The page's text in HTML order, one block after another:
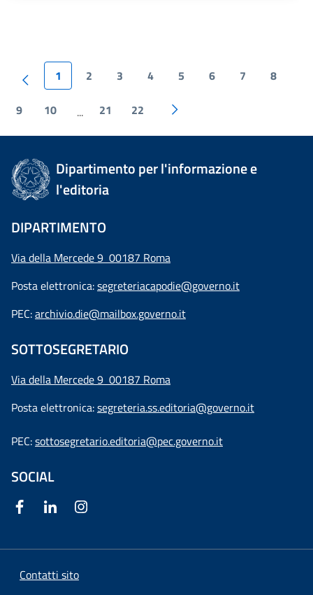
1 2 3 4 5 6 7 8
9 10 ... 21 22
Dipartimento per l'informazione e
l'editoria
DIPARTIMENTO
Via della Mercede 9 00187 Roma
Posta elettronica:segreteriacapodie@governo.it
PEC:archivio.die@mailbox.governo.it
SOTTOSEGRETARIO
Via della Mercede 9 00187 Roma
Posta elettronica:segreteria.ss.editoria@governo.it
PEC:sottosegretario.editoria@pec.governo.it
SOCIAL
Contatti sito